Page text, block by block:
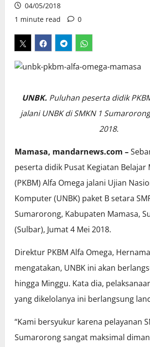
04/05/2018
1 minute read
0
UNBK. Puluhan peserta didik
jalani UNBK di SMKN 1
2018.
Mamasa, mandarnews.com –
peserta didik Pusat Kegiatan Belajar
(PKBM) Alfa Omega jalani Ujian
Komputer (UNBK) paket B setara
Sumarorong, Kabupaten Mamasa,
(Sulbar), Jumat 4 Mei 2018.
Direktur PKBM Alfa Omega,
mengatakan, UNBK ini akan
hingga Minggu. Kata dia,
yang dikelolanya ini berlangsung
“Kami bersyukur karena pelayanan
Sumarorong sangat maksimal